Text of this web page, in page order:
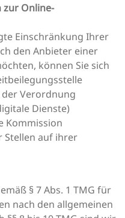
zur Online-
Einschränkung Ihrer
den Anbieter einer
können Sie sich
Verordnung
Dienste)
Kommission
Stellen auf ihrer
§ 7 Abs. 1 TMG für
nach den allgemeinen